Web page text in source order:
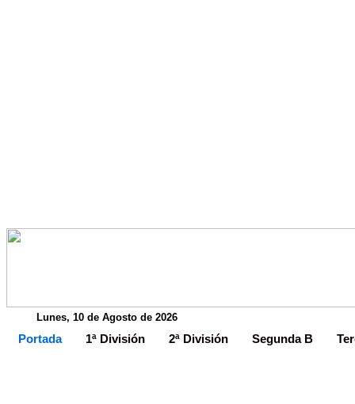
Lunes, 10 de Agosto de 2026
Portada 1ª División 2ª División Segunda B